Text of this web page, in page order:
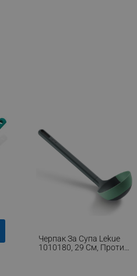
Черпак За Супа Lekue
1010180, 29 См, Против